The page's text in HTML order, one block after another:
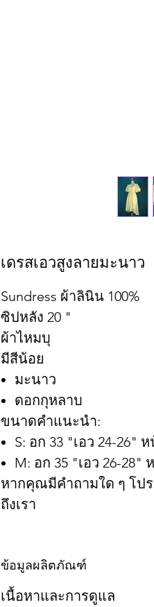
เดรสเอวสูงลายมะนาว
Sundress ผ้าลินิน 100%
ซิปหลัง 20 "
ผ้าไหมบุ
มีสีน้อย
มะนาว
ดอกกุหลาบ
ขนาดคำแนะนำ:
S: อก 33 "เอว 24-26"
M: อก 35 "เอว 26-28"
หากคุณมีคำถามใด ๆ โป
ถึงเรา
ข้อมูลผลิตภัณฑ์
เนื้อหาและการดูแล